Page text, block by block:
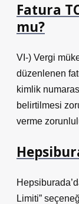
Fatura
mu?
VI-) Vergi
düzenlenen
kimlik
belirtilmesi
verme
Limiti”